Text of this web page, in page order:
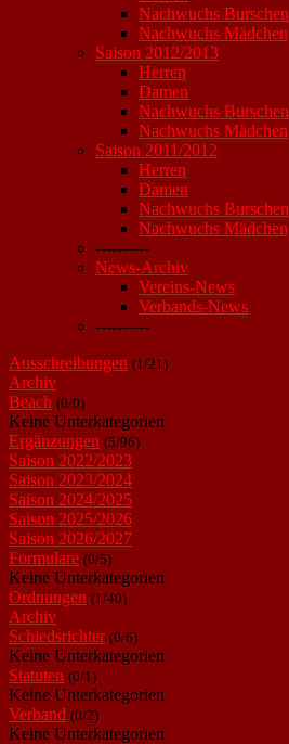
Nachwuchs Burschen
Nachwuchs Mädchen
Saison 2012/2013
Herren
Damen
Nachwuchs Burschen
Nachwuchs Mädchen
Saison 2011/2012
Herren
Damen
Nachwuchs Burschen
Nachwuchs Mädchen
----------
News-Archiv
Vereins-News
Verbands-News
----------
Ausschreibungen (1/21)
Archiv
Beach (0/0)
Keine Unterkategorien
Ergänzungen (5/96)
Saison 2022/2023
Saison 2023/2024
Saison 2024/2025
Saison 2025/2026
Saison 2026/2027
Formulare (0/5)
Keine Unterkategorien
Ordnungen (1/40)
Archiv
Schiedsrichter (0/6)
Keine Unterkategorien
Statuten (0/1)
Keine Unterkategorien
Verband (0/2)
Keine Unterkategorien